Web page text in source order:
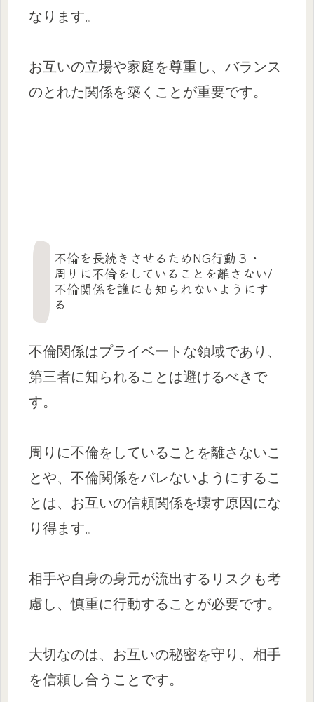
なります。
お互いの立場や家庭を尊重し、バランス
のとれた関係を築くことが重要です。
不倫を長続きさせるためNG行動３・
周りに不倫をしていることを離さない/
不倫関係を誰にも知られないようにす
る
不倫関係はプライベートな領域であり、
第三者に知られることは避けるべきで
す。
周りに不倫をしていることを離さないこ
とや、不倫関係をバレないようにするこ
とは、お互いの信頼関係を壊す原因にな
り得ます。
相手や自身の身元が流出するリスクも考
慮し、慎重に行動することが必要です。
大切なのは、お互いの秘密を守り、相手
を信頼し合うことです。